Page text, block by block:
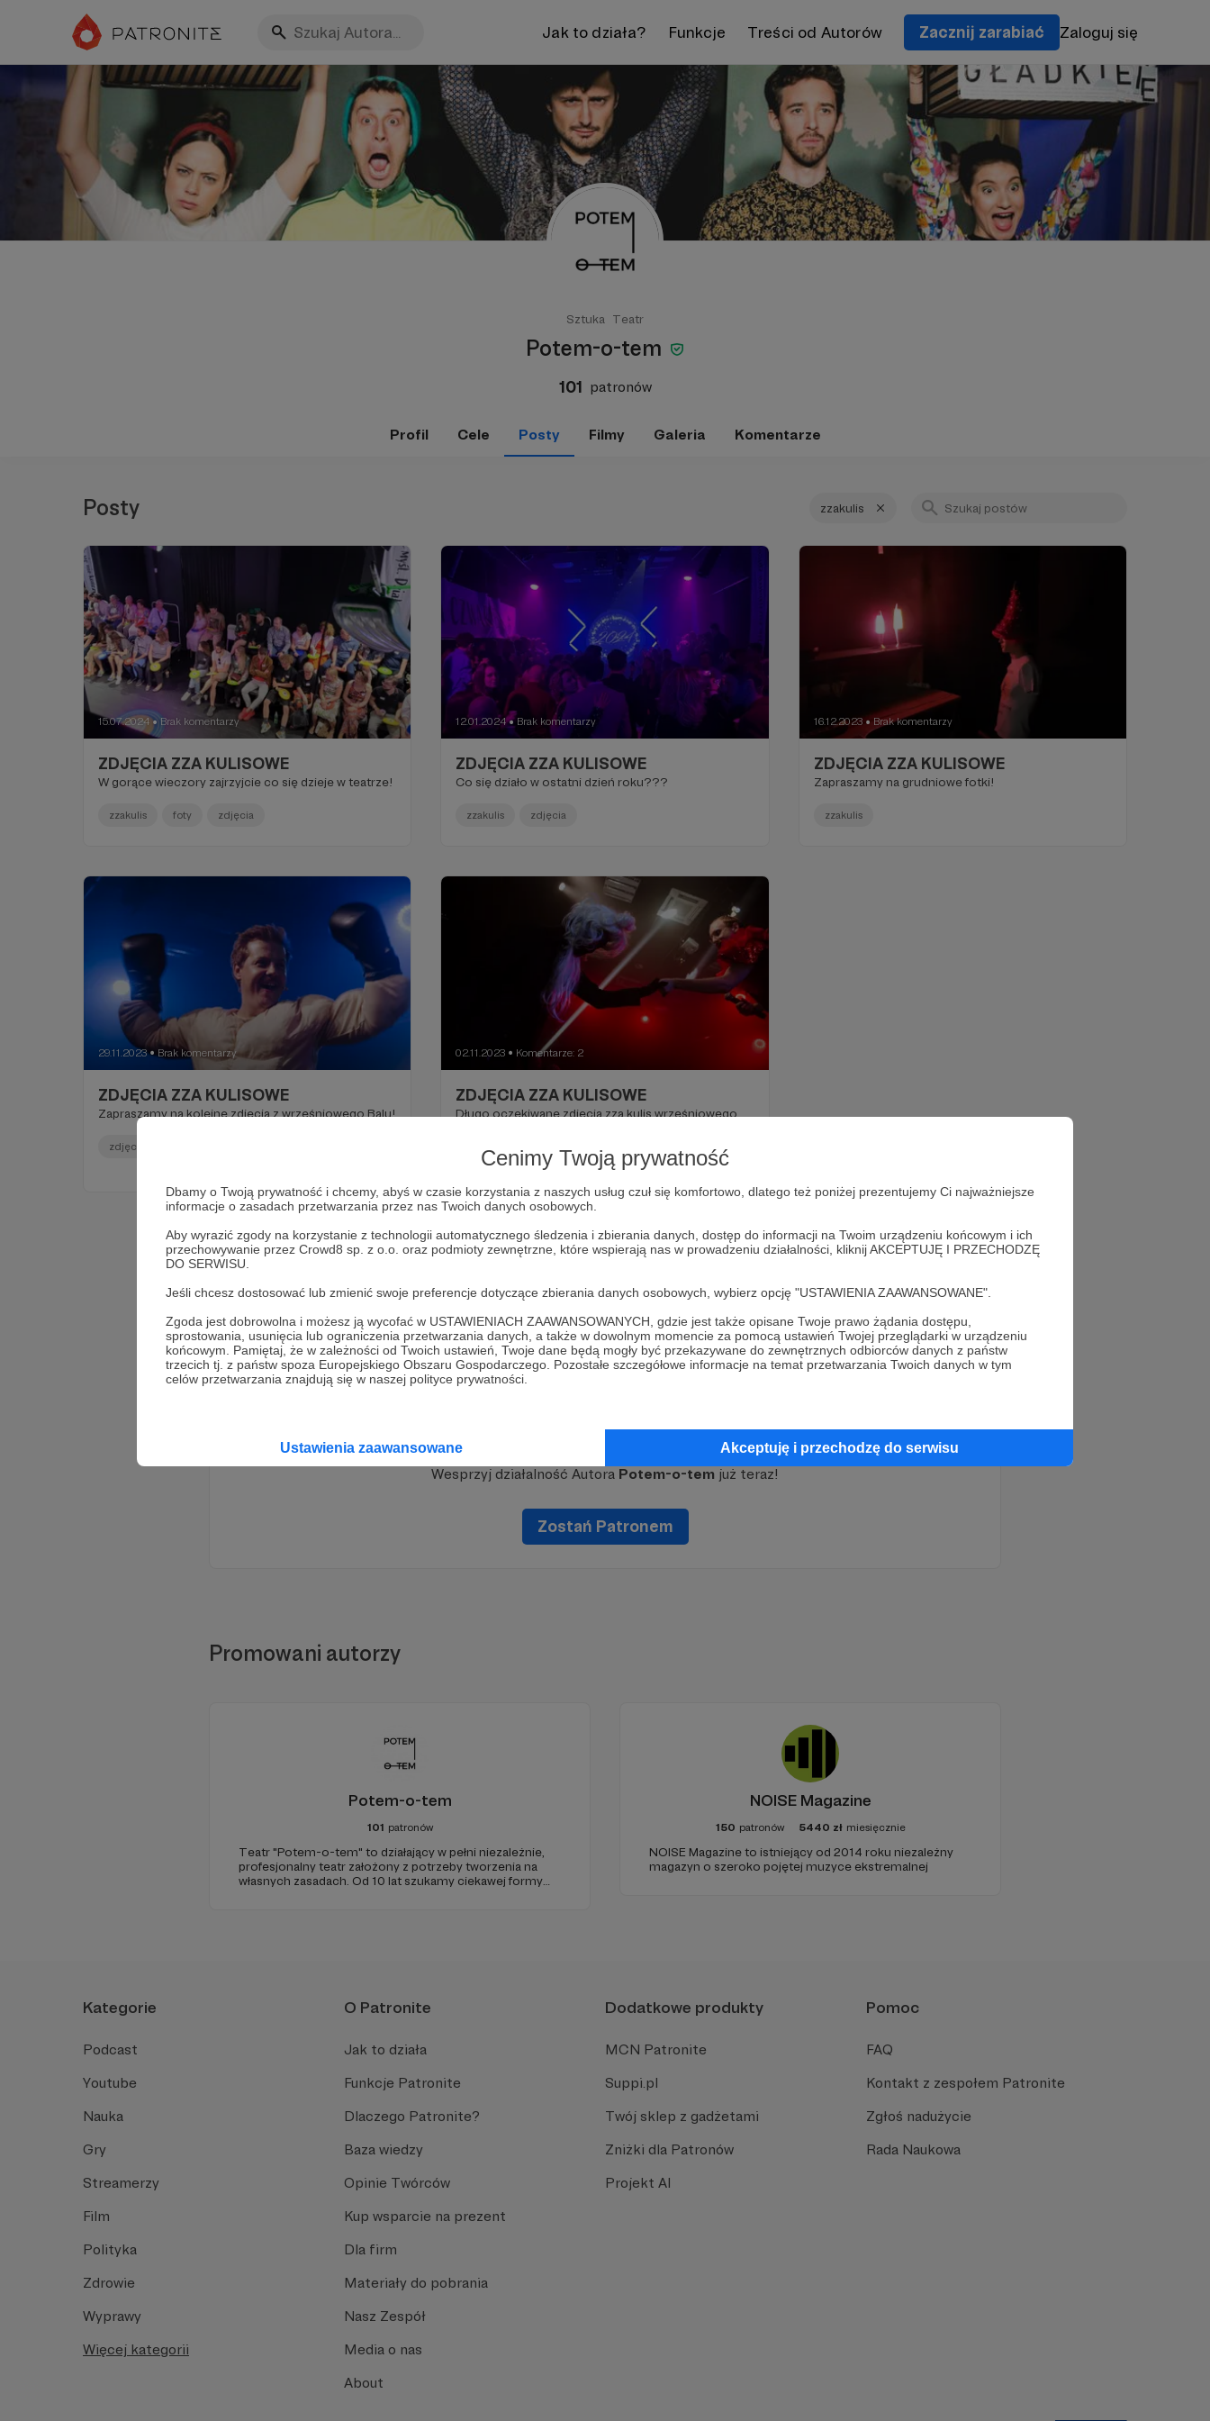
Cenimy Twoją prywatność
Dbamy o Twoją prywatność i chcemy, abyś w czasie korzystania z naszych usług czuł się komfortowo, dlatego też poniżej prezentujemy Ci najważniejsze
informacje o zasadach przetwarzania przez nas Twoich danych osobowych.
Aby wyrazić zgody na korzystanie z technologii automatycznego śledzenia i zbierania danych, dostęp do informacji na Twoim urządzeniu końcowym i ich
przechowywanie przez Crowd8 sp. z o.o. oraz podmioty zewnętrzne, które wspierają nas w prowadzeniu działalności, kliknij AKCEPTUJĘ I PRZECHODZĘ
DO SERWISU.
Jeśli chcesz dostosować lub zmienić swoje preferencje dotyczące zbierania danych osobowych, wybierz opcję "USTAWIENIA ZAAWANSOWANE".
Zgoda jest dobrowolna i możesz ją wycofać w USTAWIENIACH ZAAWANSOWANYCH, gdzie jest także opisane Twoje prawo żądania dostępu,
sprostowania, usunięcia lub ograniczenia przetwarzania danych, a także w dowolnym momencie za pomocą ustawień Twojej przeglądarki w urządzeniu
końcowym. Pamiętaj, że w zależności od Twoich ustawień, Twoje dane będą mogły być przekazywane do zewnętrznych odbiorców danych z państw
trzecich tj. z państw spoza Europejskiego Obszaru Gospodarczego. Pozostałe szczegółowe informacje na temat przetwarzania Twoich danych w tym
celów przetwarzania znajdują się w naszej polityce prywatności.
Ustawienia zaawansowane Akceptuję i przechodzę do serwisu
Jak to działa? Funkcje Treści od Autorów Zacznij zarabiać Zaloguj się
Sztuka Teatr
Potem-o-tem
101 patronów
Profil Cele Posty Filmy Galeria Komentarze
Posty zzakulis
15.07.2024 ● Brak komentarzy
ZDJĘCIA ZZA KULISOWE
W gorące wieczory zajrzyjcie co się dzieje w teatrze!
zzakulis foty zdjęcia
12.01.2024 ● Brak komentarzy
ZDJĘCIA ZZA KULISOWE
Co się działo w ostatni dzień roku???
zzakulis zdjęcia
16.12.2023 ● Brak komentarzy
ZDJĘCIA ZZA KULISOWE
Zapraszamy na grudniowe fotki!
zzakulis
29.11.2023 ● Brak komentarzy
ZDJĘCIA ZZA KULISOWE
Zapraszamy na kolejne zdjęcia z wrześniowego Balu!
zdjęcia
02.11.2023 ● Komentarze: 2
ZDJĘCIA ZZA KULISOWE
Długo oczekiwane zdjęcia zza kulis wrześniowego
zdjęcia zzakulis
Dołącz do grona Patronów!
Wesprzyj działalność Autora Potem-o-tem już teraz!
Zostań Patronem
Promowani autorzy
Potem-o-tem
101 patronów
Teatr "Potem-o-tem" to działający w pełni niezależnie,
profesjonalny teatr założony z potrzeby tworzenia na
własnych zasadach. Od 10 lat szukamy ciekawej formy
NOISE Magazine
150 patronów 5440 zł miesięcznie
NOISE Magazine to istniejący od 2014 roku niezależny
magazyn o szeroko pojętej muzyce ekstremalnej
Kategorie
Podcast
Youtube
Nauka
Gry
Streamerzy
Film
Polityka
Zdrowie
Wyprawy
Więcej kategorii
O Patronite
Jak to działa
Funkcje Patronite
Dlaczego Patronite?
Baza wiedzy
Opinie Twórców
Kup wsparcie na prezent
Dla firm
Materiały do pobrania
Nasz Zespół
Media o nas
About
Dodatkowe produkty
MCN Patronite
Suppi.pl
Twój sklep z gadżetami
Zniżki dla Patronów
Projekt AI
Pomoc
FAQ
Kontakt z zespołem Patronite
Zgłoś nadużycie
Rada Naukowa